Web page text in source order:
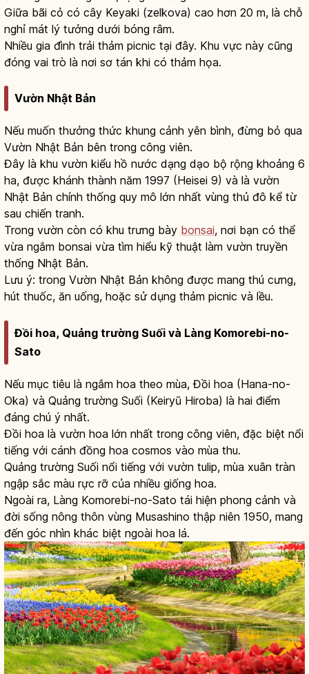
Giữa bãi cỏ có cây Keyaki (zelkova) cao hơn 20 m, là chỗ
nghỉ mát lý tưởng dưới bóng râm.
Nhiều gia đình trải thảm picnic tại đây. Khu vực này cũng
đóng vai trò là nơi sơ tán khi có thảm họa.
Vườn Nhật Bản
Nếu muốn thưởng thức khung cảnh yên bình, đừng bỏ qua
Vườn Nhật Bản bên trong công viên.
Đây là khu vườn kiểu hồ nước dạng dạo bộ rộng khoảng 6
ha, được khánh thành năm 1997 (Heisei 9) và là vườn
Nhật Bản chính thống quy mô lớn nhất vùng thủ đô kể từ
sau chiến tranh.
Trong vườn còn có khu trưng bày bonsai, nơi bạn có thể
vừa ngắm bonsai vừa tìm hiểu kỹ thuật làm vườn truyền
thống Nhật Bản.
Lưu ý: trong Vườn Nhật Bản không được mang thú cưng,
hút thuốc, ăn uống, hoặc sử dụng thảm picnic và lều.
Đồi hoa, Quảng trường Suối và Làng Komorebi-no-
Sato
Nếu mục tiêu là ngắm hoa theo mùa, Đồi hoa (Hana-no-
Oka) và Quảng trường Suối (Keiryū Hiroba) là hai điểm
đáng chú ý nhất.
Đồi hoa là vườn hoa lớn nhất trong công viên, đặc biệt nổi
tiếng với cánh đồng hoa cosmos vào mùa thu.
Quảng trường Suối nổi tiếng với vườn tulip, mùa xuân tràn
ngập sắc màu rực rỡ của nhiều giống hoa.
Ngoài ra, Làng Komorebi-no-Sato tái hiện phong cảnh và
đời sống nông thôn vùng Musashino thập niên 1950, mang
đến góc nhìn khác biệt ngoài hoa lá.